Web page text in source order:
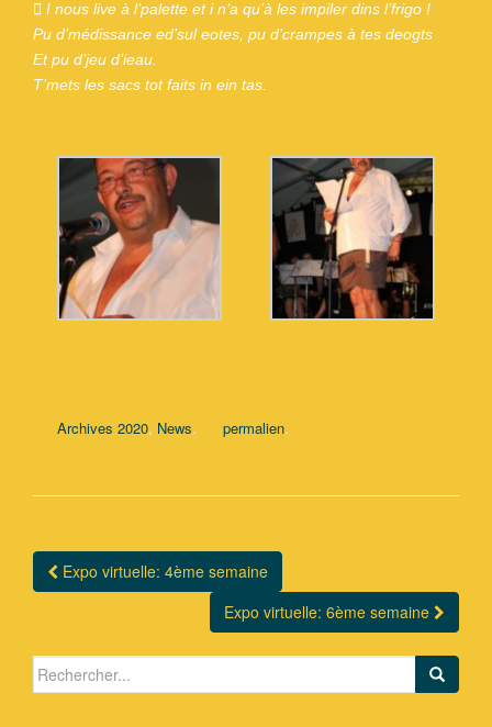
 I nous live à l’palette et i n’a qu’à les impiler dins l’frigo !
Pu d’médissance ed’sul eotes, pu d’crampes à tes deogts
Et pu d’jeu d’ieau.
T’mets les sacs tot faits in ein tas.
Archives 2020, News. permalien.
Navigation Article
Expo virtuelle: 4ème semaine
Expo virtuelle: 6ème semaine
Search for: